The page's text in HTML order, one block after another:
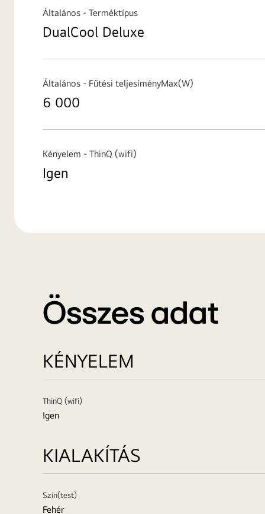
Általános - Terméktípus
DualCool Deluxe
Általános - Fűtési teljesíményMax(W)
6 000
Kényelem - ThinQ (wifi)
Igen
Összes adat
KÉNYELEM
ThinQ (wifi)
Igen
KIALAKÍTÁS
Szín(test)
Fehér